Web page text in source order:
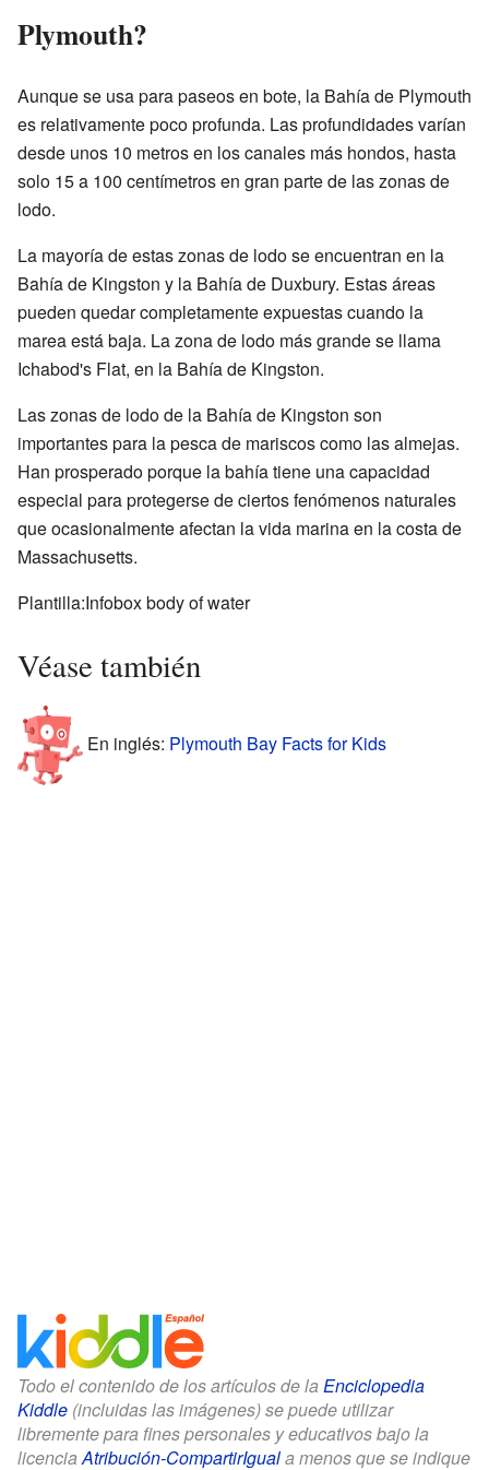
Plymouth?
Aunque se usa para paseos en bote, la Bahía de Plymouth
es relativamente poco profunda. Las profundidades varían
desde unos 10 metros en los canales más hondos, hasta
solo 15 a 100 centímetros en gran parte de las zonas de
lodo.
La mayoría de estas zonas de lodo se encuentran en la
Bahía de Kingston y la Bahía de Duxbury. Estas áreas
pueden quedar completamente expuestas cuando la
marea está baja. La zona de lodo más grande se llama
Ichabod's Flat, en la Bahía de Kingston.
Las zonas de lodo de la Bahía de Kingston son
importantes para la pesca de mariscos como las almejas.
Han prosperado porque la bahía tiene una capacidad
especial para protegerse de ciertos fenómenos naturales
que ocasionalmente afectan la vida marina en la costa de
Massachusetts.
Plantilla:Infobox body of water
Véase también
En inglés: Plymouth Bay Facts for Kids
Todo el contenido de los artículos de la Enciclopedia
Kiddle (incluidas las imágenes) se puede utilizar
libremente para fines personales y educativos bajo la
licenciaAtribución-CompartirIguala menos que se indique